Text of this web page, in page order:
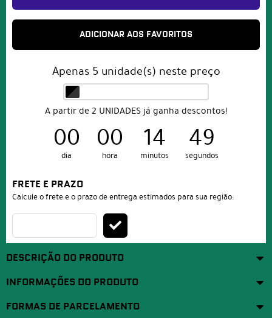
ADICIONAR AOS FAVORITOS
Apenas 5 unidade(s) neste preço
A partir de 2 UNIDADES já ganha descontos!
00
dia
00
hora
14
minutos
48
segundos
FRETE E PRAZO
Calcule o frete e o prazo de entrega estimados para sua região:
DESCRIÇÃO DO PRODUTO
INFORMAÇÕES DO PRODUTO
FORMAS DE PARCELAMENTO